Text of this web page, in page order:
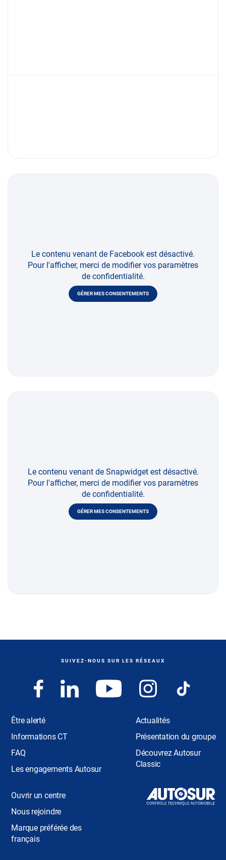
Le contenu venant de Facebook est désactivé.
Pour l'afficher, merci de modifier vos paramètres
de confidentialité.
GÉRER MES CONSENTEMENTS
Le contenu venant de Snapwidget est désactivé.
Pour l'afficher, merci de modifier vos paramètres
de confidentialité.
GÉRER MES CONSENTEMENTS
SUIVEZ-NOUS SUR LES RÉSEAUX
Être alerté
Informations CT
FAQ
Les engagements Autosur
Actualités
Présentation du groupe
Découvrez Autosur
Classic
Ouvrir un centre
Nous rejoindre
Marque préférée des
français